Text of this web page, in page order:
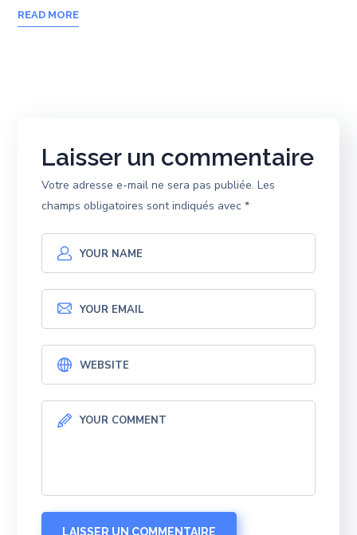
READ MORE
Laisser un commentaire
Votre adresse e-mail ne sera pas publiée. Les
champs obligatoires sont indiqués avec*